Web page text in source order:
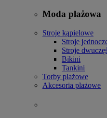
Moda plażowa
Stroje kąpielowe
Stroje
Stroje
Bikini
Tankini
Torby plażowe
Akcesoria plażowe